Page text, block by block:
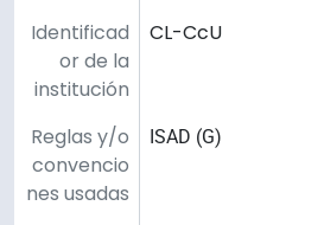
Identificad
or de la
institución
CL-CcU
Reglas y/o
convencio
nes usadas
ISAD (G)